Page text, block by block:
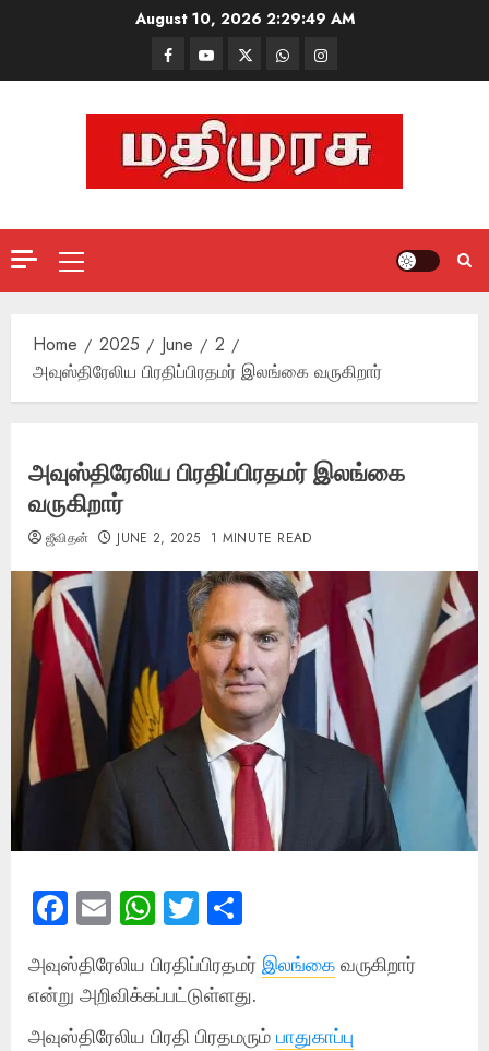
August 10, 2026 2:29:50 AM
FacebookMathemurasu
TV
TwitterWhatsAppInstagram
Primary
Menu
Home 2025 June
2
அவுஸ்திரேலிய பிரதிப்பிரதமர் இலங்கை வருகிறார்
அவுஸ்திரேலிய பிரதிப்பிரதமர் இலங்கை
வருகிறார்
ஜீவிதன் JUNE 2, 2025 1 MINUTE READ
Facebook
EmailWhatsApp
Twitter
அவுஸ்திரேலிய பிரதிப்பிரதமர் இலங்கை வருகிறார்
என்று அறிவிக்கப்பட்டுள்ளது.
அவுஸ்திரேலிய பிரதி பிரதமரும் பாதுகாப்பு